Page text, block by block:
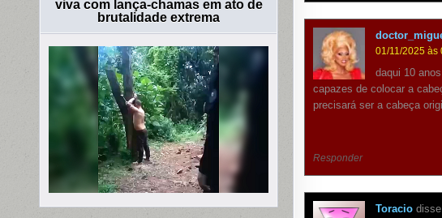
01/11/2025 às
daqui 10
capazes de colocar a
precisará ser a cabeça
Responder
Toracio
viva com lança-chamas em ato de
brutalidade extrema